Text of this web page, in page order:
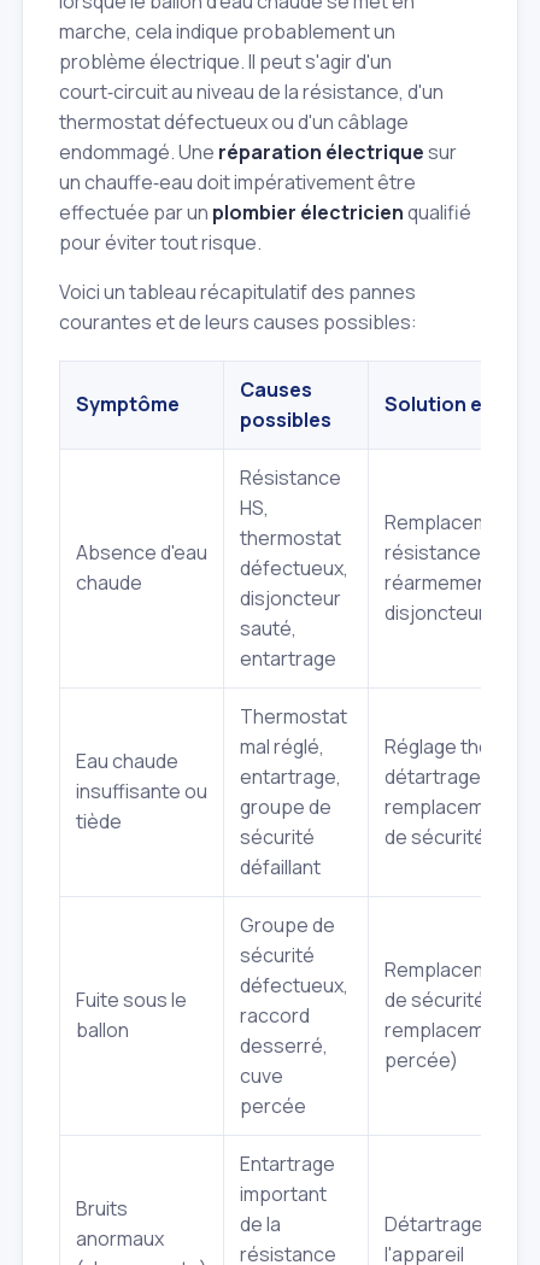
marche, cela indique probablement un
problème électrique. Il peut s'agir d'un
court‑circuit au niveau de la résistance, d'un
thermostat défectueux ou d'un câblage
endommagé. Une réparation électriquesur
un chauffe‑eau doit impérativement être
effectuée par un plombier électricienqualifié
pour éviter tout risque.
Voici un tableau récapitulatif des pannes
courantes et de leurs causes possibles:
Symptôme
Causes
possibles
Solution
Absence d'eau
chaude
Résistance
HS,
thermostat
défectueux,
disjoncteur
sauté,
entartrage
Remplacement
résistance/
réarmement
disjoncteur,
Eau chaude
insuffisante ou
tiède
Thermostat
mal réglé,
entartrage,
groupe de
sécurité
défaillant
Réglage
détartrage,
remplacement
de sécurité
Fuite sous le
ballon
Groupe de
sécurité
défectueux,
raccord
desserré,
cuve
percée
Remplacement
de sécurité/
remplacement
percée)
Bruits
anormaux
Entartrage
important
de la
résistance
Détartrage
l'appareil